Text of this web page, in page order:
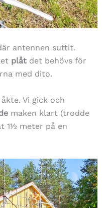
antennen suttit.
plåtdet behövs för
med dito.
Vi gick och
maken klart (trodde
1½ meter på en